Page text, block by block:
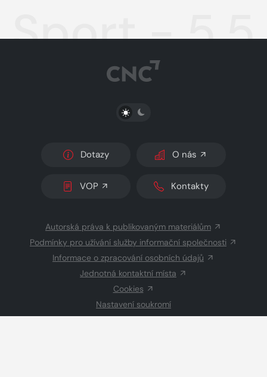
Sport -
PŘEPNOUT SVĚTLÝ/TMAVÝ REŽIM
Dotazy O nás
VOP Kontakty
Autorská práva k publikovaným materiálům
Podmínky pro užívání služby informační společnosti
Informace o zpracování osobních údajů
Jednotná kontaktní místa
Cookies
Nastavení soukromí
Inzerce